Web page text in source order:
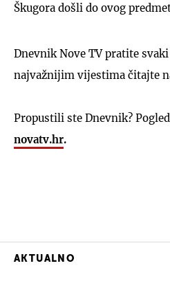
Škugora došli do ovog
Dnevnik Nove TV pratite svaki
najvažnijim vijestima čitajte
Propustili ste Dnevnik?
novatv.hr.
AKTUALNO